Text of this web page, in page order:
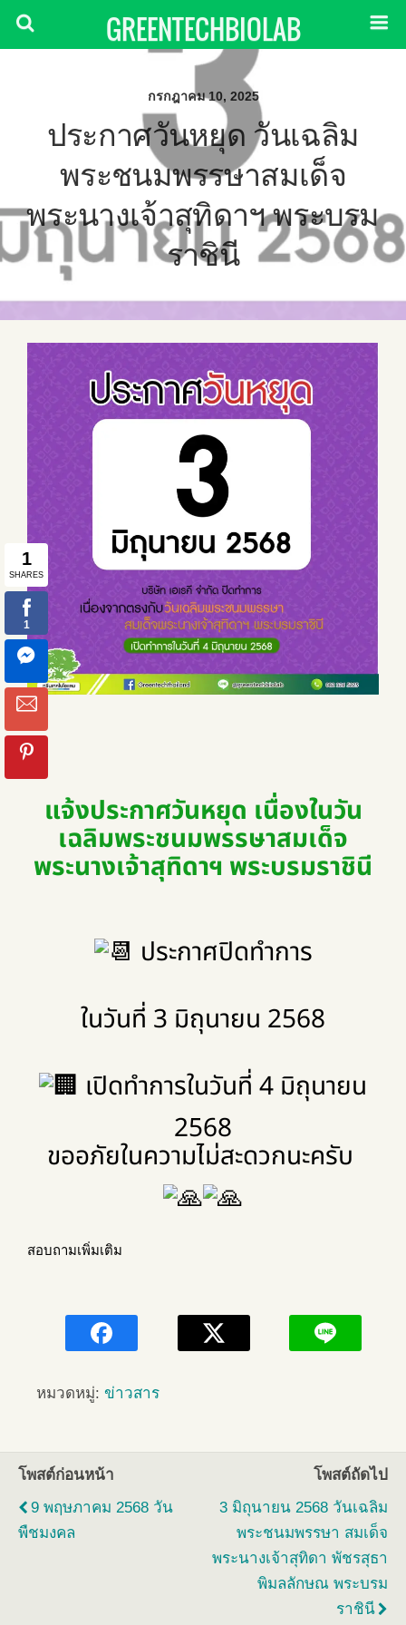
GREENTECHBIOLAB
กรกฎาคม 10, 2025
ประกาศวันหยุด วันเฉลิม
พระชนมพรรษาสมเด็จ
พระนางเจ้าสุทิดาฯ พระบรม
ราชินี
แจ้งประกาศวันหยุด เนื่องในวัน
เฉลิมพระชนมพรรษาสมเด็จ
พระนางเจ้าสุทิดาฯ พระบรมราชินี
ประกาศปิดทำการ
ในวันที่ 3 มิถุนายน 2568
เปิดทำการในวันที่ 4 มิถุนายน
2568
ขออภัยในความไม่สะดวกนะครับ
สอบถามเพิ่มเติม
หมวดหมู่: ข่าวสาร
โพสต์ก่อนหน้า
9 พฤษภาคม 2568 วัน
พืชมงคล
โพสต์ถัดไป
3 มิถุนายน 2568 วันเฉลิม
พระชนมพรรษา สมเด็จ
พระนางเจ้าสุทิดา พัชรสุธา
พิมลลักษณ พระบรม
ราชินี